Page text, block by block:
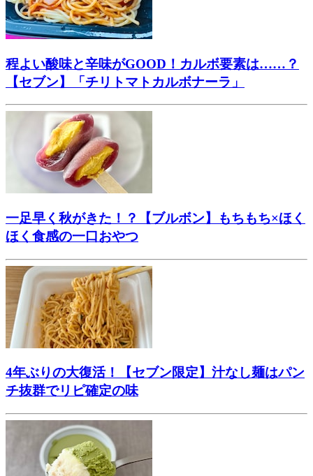
程よい酸味と辛味がGOOD！カルボ要素は……？
【セブン】「チリトマトカルボナーラ」
一足早く秋がきた！？【ブルボン】もちもち×ほく
ほく食感の一口おやつ
4年ぶりの大復活！【セブン限定】汁なし麺はパン
チ抜群でリピ確定の味